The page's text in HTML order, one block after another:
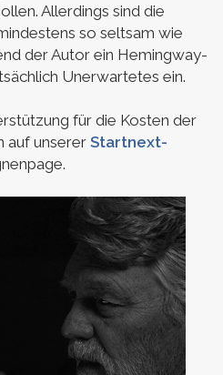
Allerdings sind die
so seltsam wie
der Autor ein Hemingway-
Unerwartetes ein.
für die Kosten der
auf unserer Startnext-